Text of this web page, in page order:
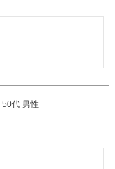
50代 男性